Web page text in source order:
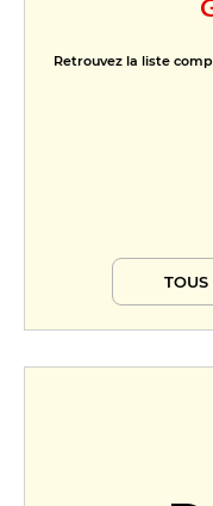
Retrouvez la liste